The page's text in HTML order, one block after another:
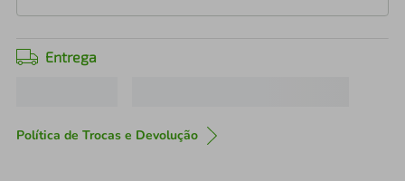
Entrega
Política de Trocas e Devolução